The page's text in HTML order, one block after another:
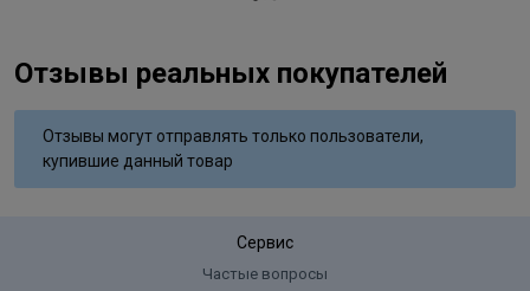
Отзывы реальных покупателей
Отзывы могут отправлять только пользователи,
купившие данный товар
Сервис
Частые вопросы